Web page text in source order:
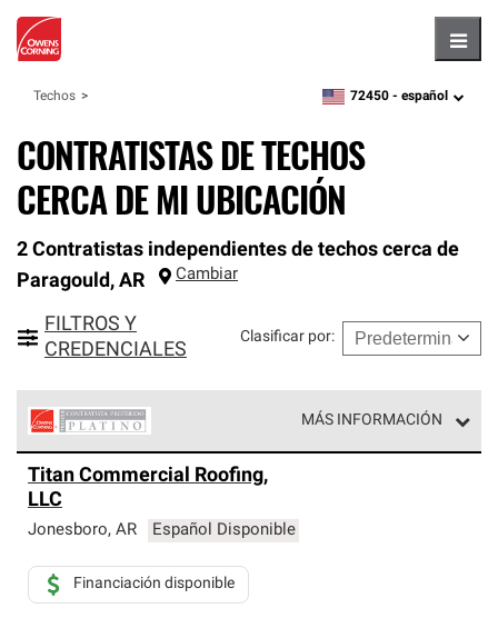
Techos zipcode,language
72450 - español
CONTRATISTAS DE TECHOS
CERCA DE MI UBICACIÓN
2 Contratistas independientes de techos cerca de
Paragould, AR Cambiar
FILTROS Y
CREDENCIALES
Clasificar por:
MÁS INFORMACIÓN
Corning constituyen el nivel superior de nuestra red
exclusiva y cumplen con estándares estrictos de
profesionalismo, confiabilidad y destreza incomparable.
sistemas de techos.
Titan Commercial Roofing,
LLC
Jonesboro, AR Español Disponible
Financiación disponible